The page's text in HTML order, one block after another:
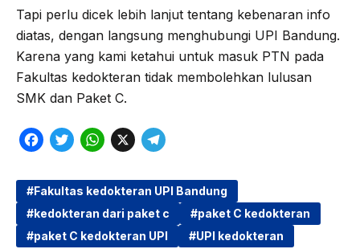
Tapi perlu dicek lebih lanjut tentang kebenaran info
diatas, dengan langsung menghubungi UPI Bandung.
Karena yang kami ketahui untuk masuk PTN pada
Fakultas kedokteran tidak membolehkan lulusan
SMK dan Paket C.
F
c
e
b
T
i
t
t
W
a
t
s
X
T
l
e
g
Fakultas kedokteran UPI Bandung
kedokteran dari paket c
paket C kedokteran
paket C kedokteran UPI
UPI kedokteran